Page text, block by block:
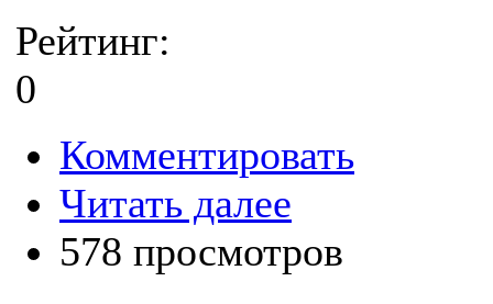
Рейтинг:
0
Комментировать
Читать далее
578 просмотров